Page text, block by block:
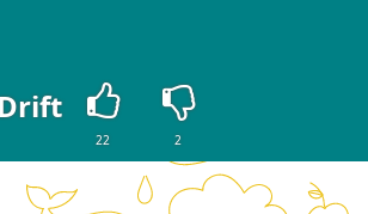
22 2